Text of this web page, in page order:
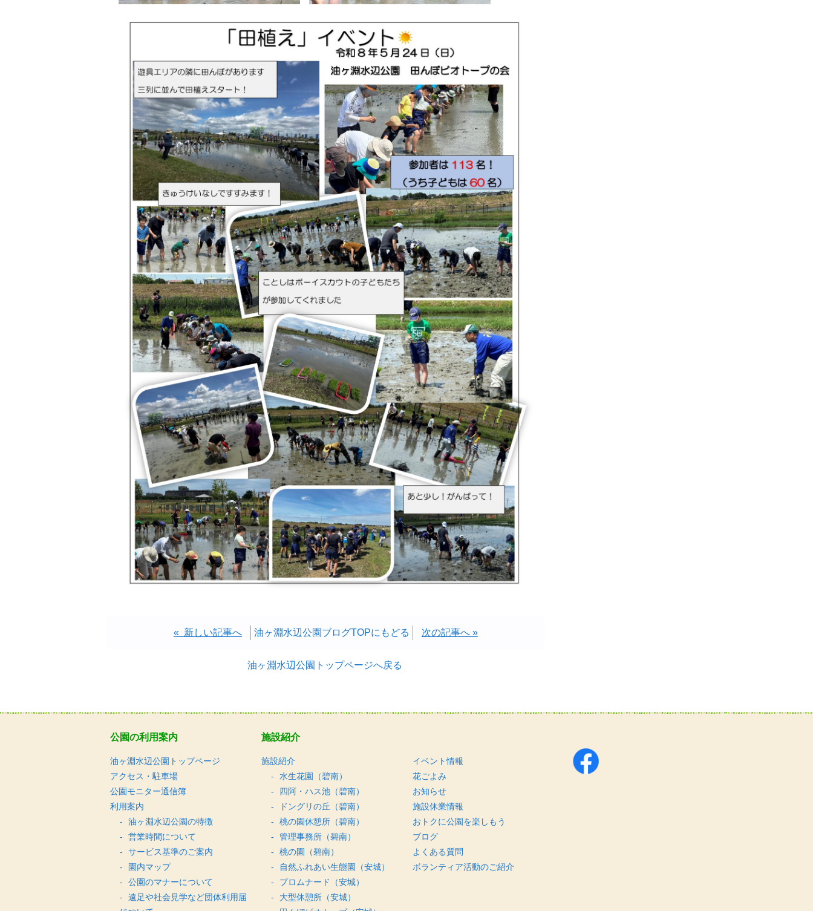
« 新しい記事へ 油ヶ淵水辺公園ブログTOPにもどる 次の記事へ »
油ヶ淵水辺公園トップページへ戻る
公園の利用案内
油ヶ淵水辺公園トップページ
アクセス・駐車場
公園モニター通信簿
利用案内
油ヶ淵水辺公園の特徴
営業時間について
サービス基準のご案内
園内マップ
公園のマナーについて
遠足や社会見学など団体利用届
施設紹介
施設紹介
水生花園（碧南）
四阿・ハス池（碧南）
ドングリの丘（碧南）
桃の園休憩所（碧南）
管理事務所（碧南）
桃の園（碧南）
自然ふれあい生態園（安城）
プロムナード（安城）
大型休憩所（安城）
イベント情報
花ごよみ
お知らせ
施設休業情報
おトクに公園を楽しもう
ブログ
よくある質問
ボランティア活動のご紹介